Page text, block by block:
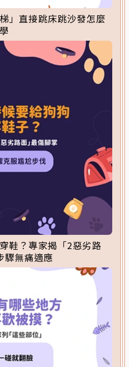
」直接跳床跳沙發怎麼
鞋？專家揭「2惡劣路
驟無痛適應